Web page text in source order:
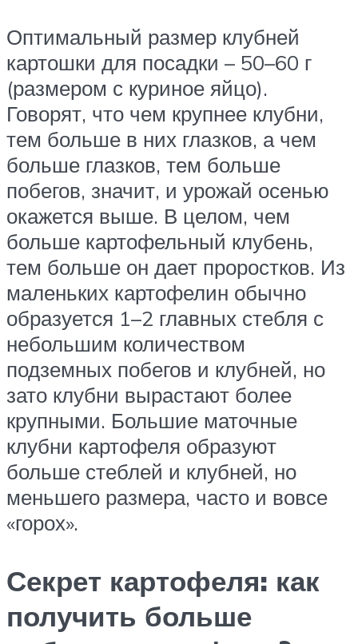
Оптимальный размер клубней
картошки для посадки – 50–60 г
(размером с куриное яйцо).
Говорят, что чем крупнее клубни,
тем больше в них глазков, а чем
больше глазков, тем больше
побегов, значит, и урожай осенью
окажется выше. В целом, чем
больше картофельный клубень,
тем больше он дает проростков. Из
маленьких картофелин обычно
образуется 1–2 главных стебля с
небольшим количеством
подземных побегов и клубней, но
зато клубни вырастают более
крупными. Большие маточные
клубни картофеля образуют
больше стеблей и клубней, но
меньшего размера, часто и вовсе
«горох».
Секрет картофеля: как
получить больше